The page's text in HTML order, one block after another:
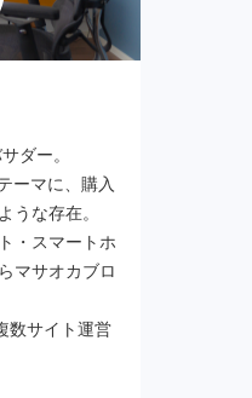
ダー。
ーマに、購入
うな存在。
・スマートホ
マサオカブロ
数サイト運営